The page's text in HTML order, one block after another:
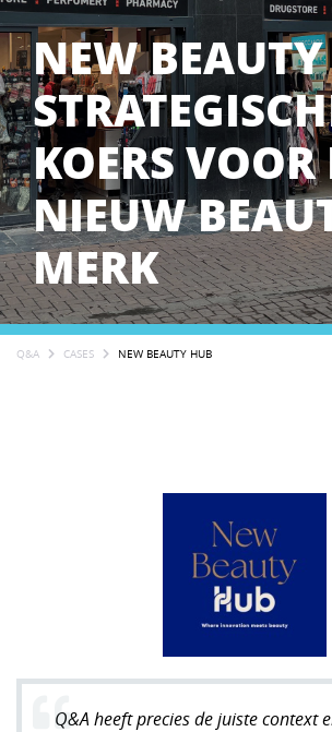
NEW
KOERS VOOR
NIEUW
MERK
Q&A CASES NEW BEAUTY HUB
Q&A heeft precies de juiste context